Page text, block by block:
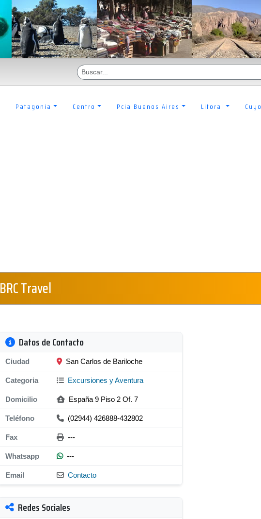
Patagonia Centro Pcia Buenos Aires Litoral Cuyo
BRC Travel
Datos de Contacto
Ciudad San Carlos de Bariloche
Categoria Excursiones y Aventura
Domicilio España 9 Piso 2 Of. 7
Teléfono (02944) 426888-432802
Fax ---
Whatsapp ---
Email Contacto
Redes Sociales